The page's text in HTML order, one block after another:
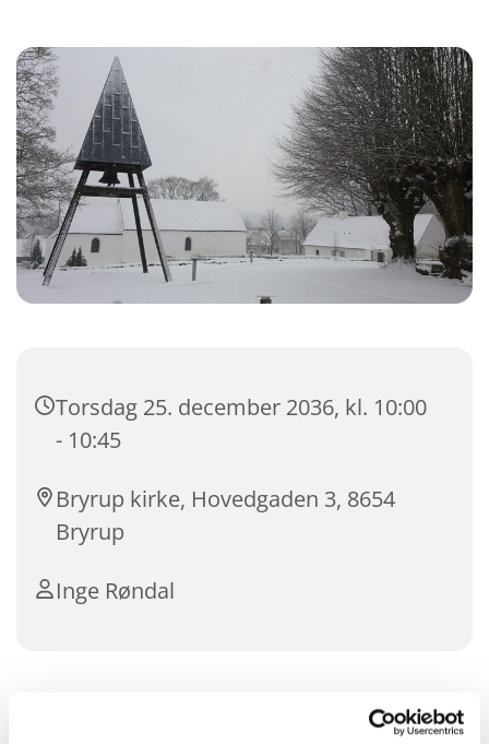
Torsdag 25. december 2036, kl. 10:00
- 10:45
Bryrup kirke, Hovedgaden 3, 8654
Bryrup
Inge Røndal